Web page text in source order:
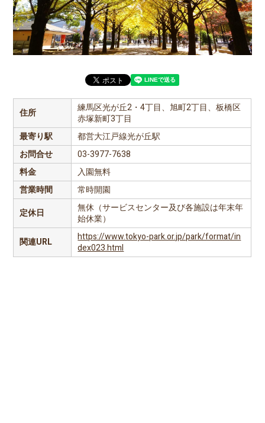
住所
練馬区光が丘2・4丁目、旭町2丁目、板橋区
赤塚新町3丁目
最寄り駅
都営大江戸線光が丘駅
お問合せ
03-3977-7638
料金
入園無料
営業時間
常時開園
定休日
無休（サービスセンター及び各施設は年末年
始休業）
関連URL
https://www.tokyo-park.or.jp/park/format/in
dex023.html